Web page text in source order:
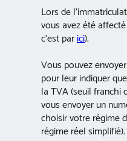
Lors de
vous avez été
c’est parici).
Vous pouvez
pour leur indiquer
la TVA (seuil franchi
vous envoyer un
choisir votre régime
régime réel simplifié).